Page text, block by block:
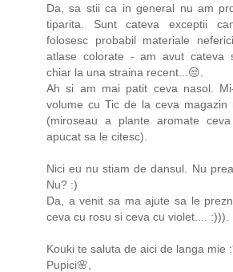
Da, sa stii ca in general nu am
tiparita. Sunt cateva exceptii
folosesc probabil materiale
atlase colorate - am avut cateva
chiar la una straina recent...😒.
Ah si am mai patit ceva nasol.
volume cu Tic de la ceva
(miroseau a plante aromate
apucat sa le citesc).
Nici eu nu stiam de dansul. Nu
Nu? :)
Da, a venit sa ma ajute sa le
ceva cu rosu si ceva cu violet.... :))).
Kouki te saluta de aici de langa mie
Pupici🌸,